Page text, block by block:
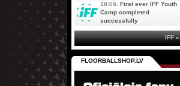
18.06. First ever IFF Youth
Camp completed
successfully
IFF »
FLOORBALLSHOP.LV